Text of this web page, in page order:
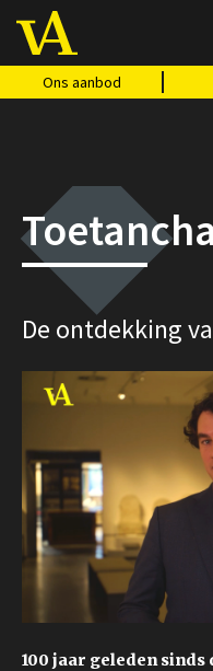
Ons aanbod
Home
Ons aanbod
Agenda
VAthuis
Over ons
Vragen?
Cadeaubon
De ontdekking
100 jaar geleden